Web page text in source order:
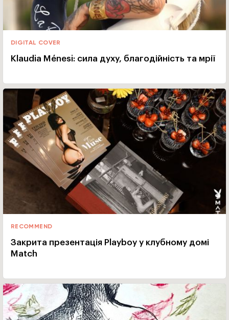
DIGITAL COVER
Klaudia Ménesi: сила духу, благодійність та мрії
RECOMMEND
Закрита презентація Playboy у клубному домі
Match